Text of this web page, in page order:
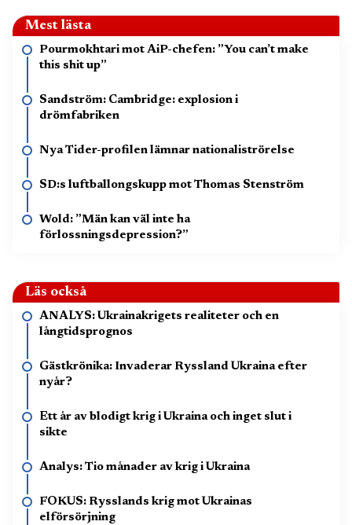
Mest lästa
Pourmokhtari mot AiP-chefen: ”You can’t make
this shit up”
Sandström: Cambridge: explosion i
drömfabriken
Nya Tider-profilen lämnar nationaliströrelse
SD:s luftballongskupp mot Thomas Stenström
Wold: ”Män kan väl inte ha
förlossningsdepression?”
Läs också
ANALYS: Ukrainakrigets realiteter och en
långtidsprognos
Gästkrönika: Invaderar Ryssland Ukraina efter
nyår?
Ett år av blodigt krig i Ukraina och inget slut i
sikte
Analys: Tio månader av krig i Ukraina
FOKUS: Rysslands krig mot Ukrainas
elförsörjning